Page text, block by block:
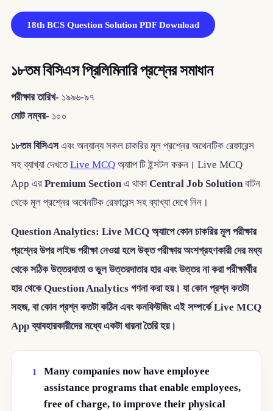
18th BCS Question Solution PDF Download
১৮তম বিসিএস প্রিলিমিনারি প্রশ্নের সমাধান
পরীক্ষার তারিখ- ১৯৯৬-৯৭
মোট নম্বর- ১০০
১৮তম বিসিএসএবং অন্যান্য সকল চাকরির মূল প্রশ্নের অথেনটিক রেফারেন্স
সহ ব্যাখ্যা দেখতেLive MCQঅ্যাাপ টি ইন্সটল করুন। Live MCQ
App এর Premium Sectionএ থাকাCentral Job Solutionবাটন
থেকে মূল প্রশ্নের অথেনটিক রেফারেন্স সহ ব্যাখ্যা দেখে নিন।
Question Analytics: Live MCQ অ্যাাপে কোন চাকরির মূল পরীক্ষার
প্রশ্নের উপর লাইভ পরীক্ষা নেওয়া হলে উক্ত পরীক্ষায় অংশগ্রহণকারী দের মধ্য
থেকে সঠিক উত্তরদাতা ও ভুল উত্তরদাতার হার এবং উত্তর না করা পরীক্ষার্থীর
হার থেকে Question Analytics গণনা করা হয়। যা কোন প্রশ্ন কতটা
সহজ, বা কোন প্রশ্ন কতটা কঠিন এবং কনফিউজিং এই সম্পর্কে Live MCQ
App ব্যাবহারকারীদের মধ্যে একটা ধারনা তৈরি হয়।
1
Many companies now have employee
assistance programs that enable employees,
free of charge, to improve their physical